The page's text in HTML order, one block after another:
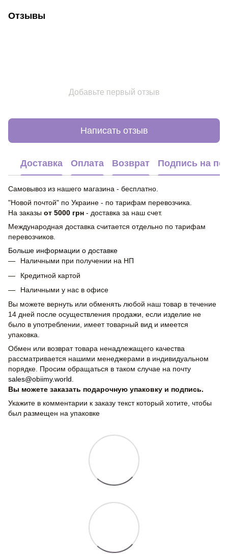
Отзывы
Добавьте первый отзыв
Написать отзыв
Доставка Оплата Возврат Подпись на
Самовывоз из нашего магазина - бесплатно.
"Новой почтой" по Украине - по тарифам перевозчика.
На заказы от 5000 грн - доставка за наш счет.
Международная доставка считается отдельно по тарифам
перевозчиков.
Больше информации о доставке
Наличными при получении на НП
Кредитной картой
Наличными у нас в офисе
Вы можете вернуть или обменять любой наш товар в течение
14 дней после осуществления продажи, если изделие не
было в употреблении, имеет товарный вид и имеется
упаковка.
Обмен или возврат товара ненадлежащего качества
рассматривается нашими менеджерами в индивидуальном
порядке. Просим обращаться в таком случае на почту
sales@obiimy.world.
Вы можете заказать подарочную упаковку и подпись.
Укажите в комментарии к заказу текст который хотите, чтобы
был размещен на упаковке